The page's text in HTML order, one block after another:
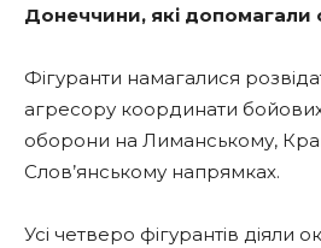
Донеччини, які допомагали
Фігуранти намагалися
агресору координати
оборони на Лиманському,
Слов’янському напрямках.
Усі четверо фігурантів діяли